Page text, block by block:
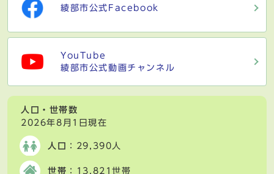
綾部市公式Facebook
YouTube
綾部市公式動画チャンネル
人口・世帯数
2026年8月1日現在
人口 ：29,390人
世帯 ：13,821世帯